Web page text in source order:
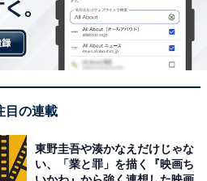
大阪府）」「色白で儚い美し
（30代女性／東京都）」など
目の連載
東野圭吾や湊かなえだけじゃな
い、「業と罪」を描く『映画ち